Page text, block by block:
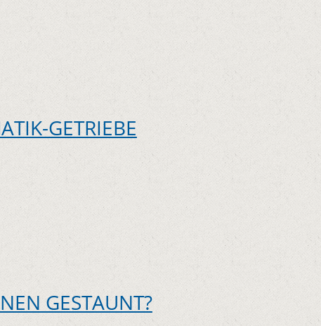
GETRIEBE
GESTAUNT?